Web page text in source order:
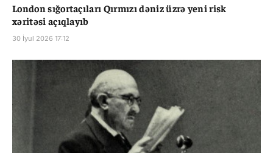
London sığortaçıları Qırmızı dəniz üzrə yeni risk
xəritəsi açıqlayıb
30 İyul 2026 17:12